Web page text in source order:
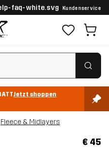
Kundenservice
Jetzt shoppen
Fleece & Midlayers
€ 45